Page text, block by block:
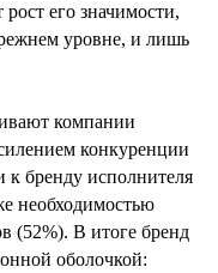
его значимости,
уровне, и лишь
компании
конкуренции
бренду исполнителя
необходимостью
(52%). В итоге бренд
оболочкой: